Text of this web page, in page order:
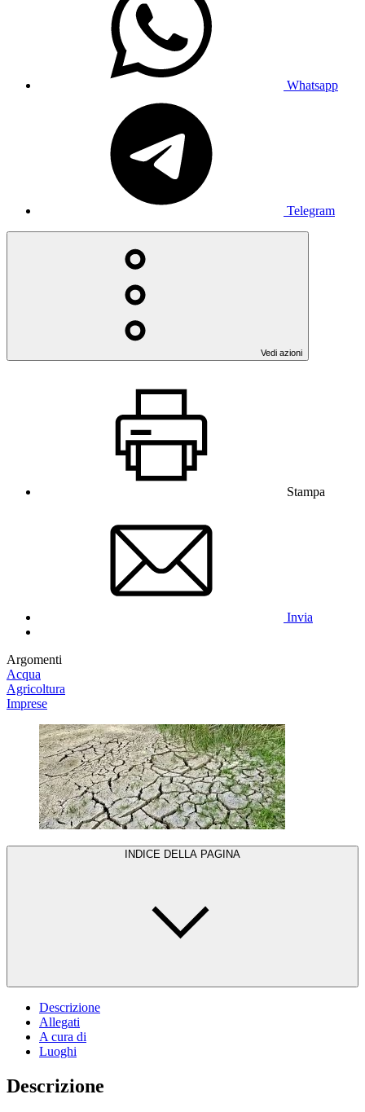
Whatsapp
Telegram
Vedi azioni
Stampa
Invia
Argomenti
Acqua
Agricoltura
Imprese
INDICE DELLA PAGINA
Descrizione
Allegati
A cura di
Luoghi
Descrizione